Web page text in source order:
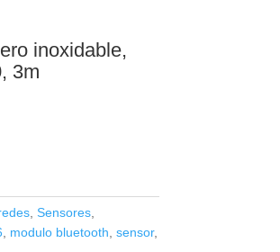
inoxidable,
3m
, Sensores,
modulo bluetooth sensor,